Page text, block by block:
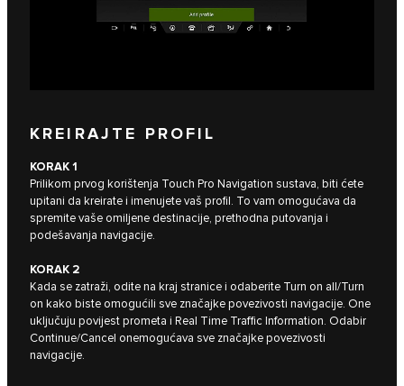
KREIRAJTE PROFIL
KORAK 1
Prilikom prvog korištenja Touch Pro Navigation sustava, biti ćete
upitani da kreirate i imenujete vaš profil. To vam omogućava da
spremite vaše omiljene destinacije, prethodna putovanja i
podešavanja navigacije.
KORAK 2
Kada se zatraži, odite na kraj stranice i odaberite Turn on all/Turn
on kako biste omogućili sve značajke povezivosti navigacije. One
uključuju povijest prometa i Real Time Traffic Information. Odabir
Continue/Cancel onemogućava sve značajke povezivosti
navigacije.